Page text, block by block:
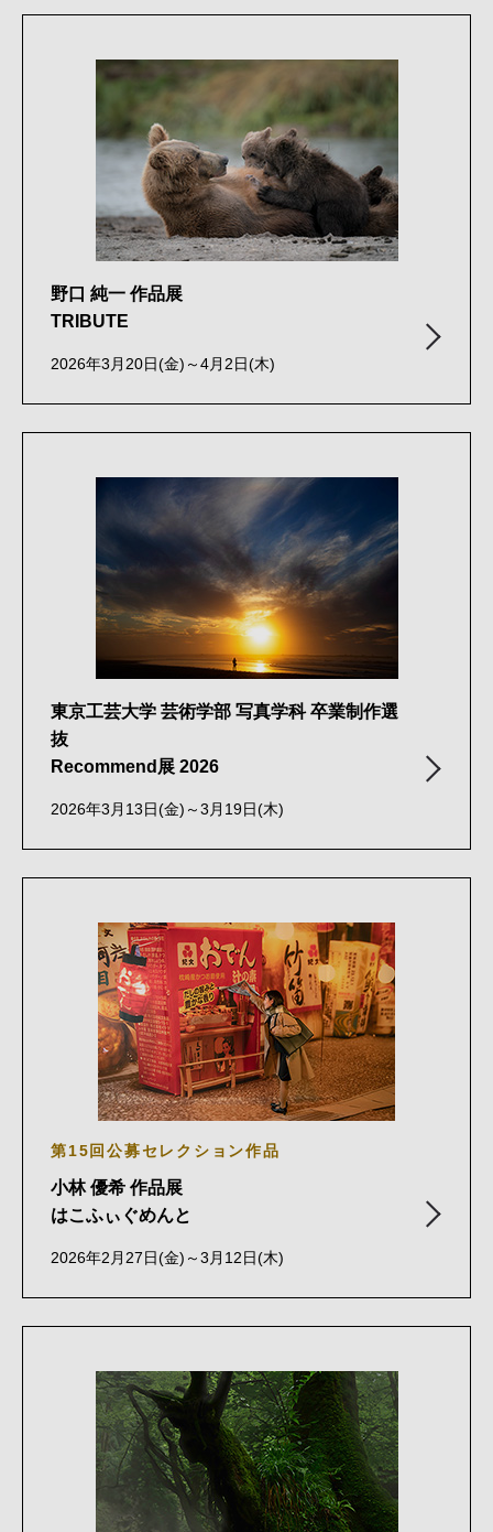
野口 純一 作品展
TRIBUTE
2026年3月20日(金)～4月2日(木)
東京工芸大学 芸術学部 写真学科 卒業制作選
抜
Recommend展 2026
2026年3月13日(金)～3月19日(木)
第15回公募セレクション作品
小林 優希 作品展
はこふぃぐめんと
2026年2月27日(金)～3月12日(木)